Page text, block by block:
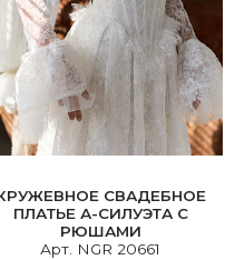
СВАДЕБНОЕ
ПЛАТЬЕ А-СИЛУЭТА С
РЮШАМИ
Арт. NGR 20661